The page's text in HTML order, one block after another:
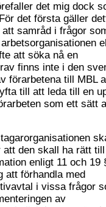
det mig dock
det första gäller
samråd i frågor
att söka nå en
finns inte i den
förarbetena till MBL
till att leda till en
som ett sätt
den skall ha rätt till
enligt 11 och 19
att förhandla med
i vissa frågor
av